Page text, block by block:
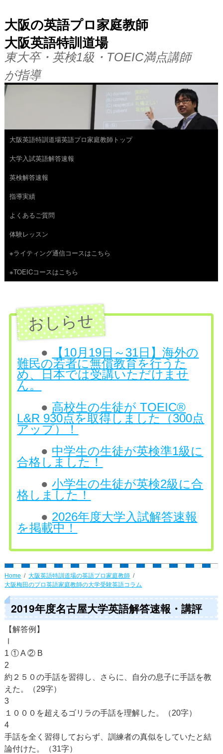
大阪の英語プロ家庭教師
大阪英語特訓道場
東大卒・英検1級・TOEIC満点講師
が指導
コ
ン
テ
ン
ツ
へ
ス
キ
大阪英語特訓道場英語プロ家庭教師トップ
大学入試英語解答速報
英検解答速報
指導実績
よくあるご質問
体験レッスン
※ライティング通信コースはこちら
※TOEICコースはこちら
●
【10月19日～31日】海外の
難民の若者に無償教育を行うた
め、日本では受講いただけませ
ん。
● 高校生の生徒が TOEIC®
L&R 930点を取得しました（300点
アップ）！
● 中学生の生徒が英検準1級に
合格しました！
●小学生の生徒が英検2級に合
格しました！
● 2026年度大学入試解答速報
を掲載中！
Home
大阪英語特訓道場の英語プロ家庭教師
大阪梅田のプロ英語家庭教師の大学受験英語コラム
2019年度名古屋大学英語解答速報・講評
【解答例】
Ⅰ
1 ① A ② B
2
約２５０の手話を習得し、さらに、自分の息子に手話を教
えた。（29字）
3
１０００を超えるゴリラの手話を理解した。（20字）
4
手話を全く習得しておらず、訓練者の真似をしていたと結
論付けた。（31字）